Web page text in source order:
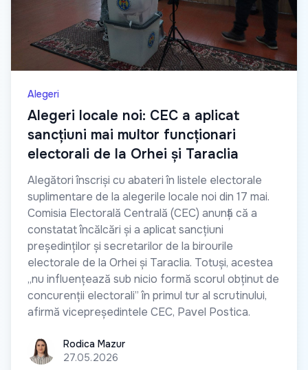
Alegeri
Alegeri locale noi: CEC a aplicat
sancțiuni mai multor funcționari
electorali de la Orhei și Taraclia
Alegători înscriși cu abateri în listele electorale
suplimentare de la alegerile locale noi din 17 mai.
Comisia Electorală Centrală (CEC) anunță că a
constatat încălcări și a aplicat sancțiuni
președinților și secretarilor de la birourile
electorale de la Orhei și Taraclia. Totuși, acestea
„nu influențează sub nicio formă scorul obținut de
concurenții electorali” în primul tur al scrutinului,
afirmă vicepreședintele CEC, Pavel Postica.
Rodica MazurRodica Mazur
27.05.2026